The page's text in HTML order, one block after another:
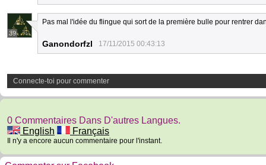
39
Pas mal l'idée du flingue qui sort de la première bulle pour rentrer
Ganondorfzl 17/11/2015 00:43:13
Connecte-toi pour commenter
0 Commentaires Dans D'autres Langues.
English
Français
Il n'y a encore aucun commentaire pour l'instant.